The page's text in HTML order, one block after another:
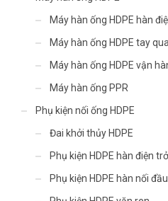
Máy hàn ống HDPE hàn
Máy hàn ống HDPE tay
Máy hàn ống HDPE vận
Máy hàn ống PPR
Phụ kiện nối ống HDPE
Đai khởi thủy HDPE
Phụ kiện HDPE hàn điện trở
Phụ kiện HDPE hàn nối đầu